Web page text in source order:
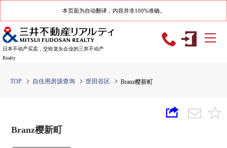
本页面为自动翻译，内容并非100%准确。
日本不动产买卖，交给龙头企业的三井不动产
Realty
TOP 自住用房源查询 世田谷区 Branz樱新町
Branz樱新町